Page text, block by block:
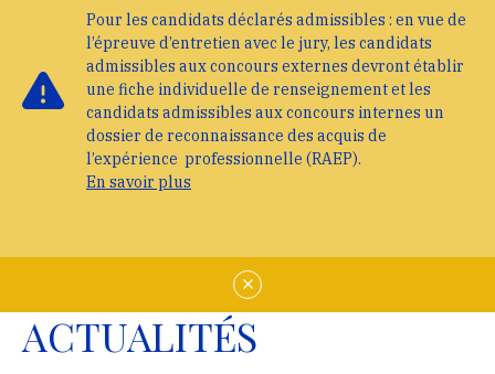
Pour les candidats déclarés admissibles : en vue de
l’épreuve d’entretien avec le jury, les candidats
admissibles aux concours externes devront établir
une fiche individuelle de renseignement et les
candidats admissibles aux concours internes un
dossier de reconnaissance des acquis de
l’expérience professionnelle (RAEP).
En savoir plus
ACTUALITÉS